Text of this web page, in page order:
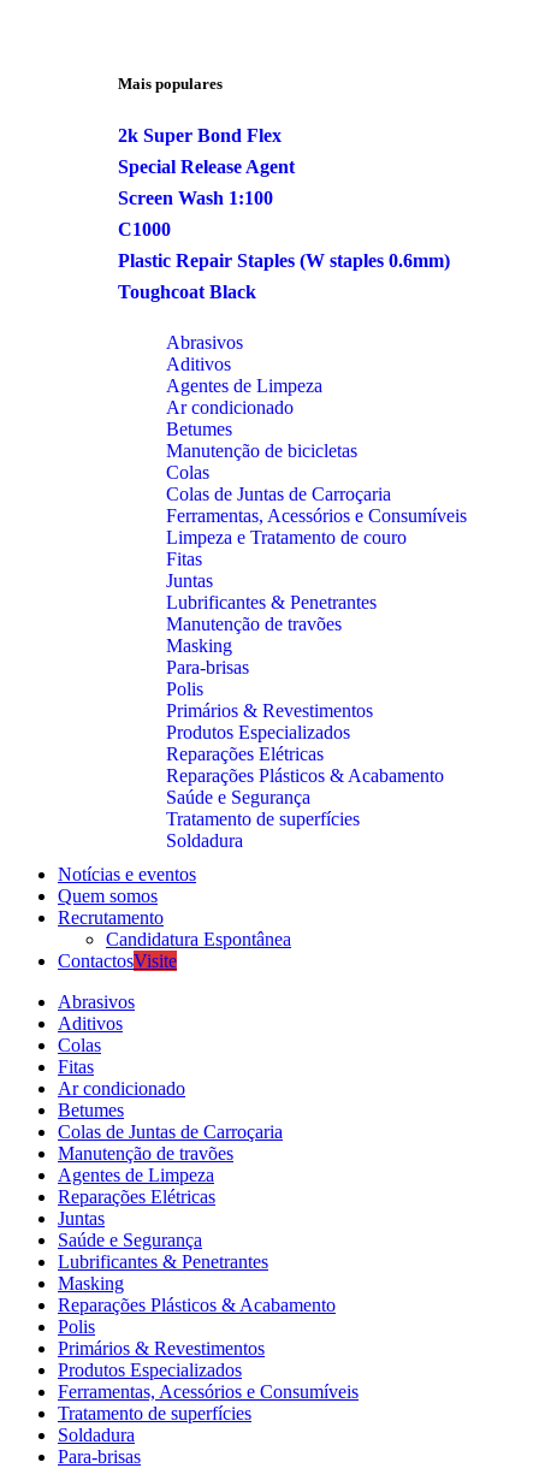
Mais populares
2k Super Bond Flex
Special Release Agent
Screen Wash 1:100
C1000
Plastic Repair Staples (W staples 0.6mm)
Toughcoat Black
Abrasivos
Aditivos
Agentes de Limpeza
Ar condicionado
Betumes
Manutenção de bicicletas
Colas
Colas de Juntas de Carroçaria
Ferramentas, Acessórios e Consumíveis
Limpeza e Tratamento de couro
Fitas
Juntas
Lubrificantes & Penetrantes
Manutenção de travões
Masking
Para-brisas
Polis
Primários & Revestimentos
Produtos Especializados
Reparações Elétricas
Reparações Plásticos & Acabamento
Saúde e Segurança
Tratamento de superfícies
Soldadura
Notícias e eventos
Quem somos
Recrutamento
Candidatura Espontânea
ContactosVisite
Abrasivos
Aditivos
Colas
Fitas
Ar condicionado
Betumes
Colas de Juntas de Carroçaria
Manutenção de travões
Agentes de Limpeza
Reparações Elétricas
Juntas
Saúde e Segurança
Lubrificantes & Penetrantes
Masking
Reparações Plásticos & Acabamento
Polis
Primários & Revestimentos
Produtos Especializados
Ferramentas, Acessórios e Consumíveis
Tratamento de superfícies
Soldadura
Para-brisas